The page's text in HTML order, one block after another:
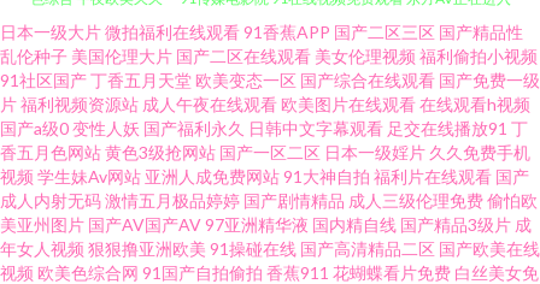
青青草原香蕉久久 视频91 俺来也伦理黄 国产精品色色 久草男人av天堂 欧美
色综合 午夜欧美久久一 91传媒电影院 91在线视频免费观看 东方AV正在进入
人妻社区 91免费破处 婷婷色播综合在线 久久网站链接 豆花社区在线 91情侣
超碰 国产艹合集 欧美一级在线 91VA久久 91午夜福利丝袜视频 东京热伊人av
欧美色TV 天美传媒A片 91国产视频在线观看免费 91永久免费网页视频入口
日本一级大片微拍福利在线观看91香蕉APP 国产二区三区 国产精品性
乱伦种子 美国伦理大片 国产二区在线观看 美女伦理视频 福利偷拍小视频
91社区国产丁香五月天堂 欧美变态一区 国产综合在线观看 国产免费一级
片福利视频资源站 成人午夜在线观看 欧美图片在线观看在线观看h视频
国产a级0变性人妖 国产福利永久 日韩中文字幕观看 足交在线播放91 丁
香五月色网站黄色3级抢网站 国产一区二区 日本一级婬片 久久免费手机
视频 学生妹Av网站 亚洲人成免费网站91大神自拍 福利片在线观看 国产
成人内射无码激情五月极品婷婷 国产剧情精品 成人三级伦理免费偷怕欧
美亚州图片 国产AV国产AV97亚洲精华液 国内精自线 国产精品3级片 成
年女人视频 狠狠撸亚洲欧美 91操碰在线 国产高清精品二区 国产欧美在线
视频 欧美色综合网 91国产自拍偷拍 香蕉911 花蝴蝶看片免费 白丝美女免